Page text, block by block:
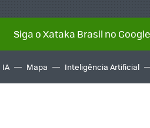
Siga o Xataka Brasil no
IA Mapa Inteligência Artificial